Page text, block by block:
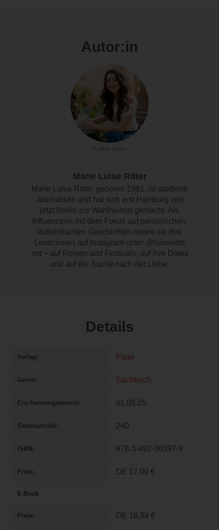
Autor:in
© Olivia Junker
Marie Luise Ritter
Marie Luise Ritter, geboren 1991, ist studierte
Journalistin und hat sich erst Hamburg und
jetzt Berlin zur Wahlheimat gemacht. Als
Influencerin mit dem Fokus auf persönlichen,
authentischen Geschichten nimmt sie ihre
Leser:innen auf Instagram unter @luiseliebt
mit – auf Reisen und Festivals, auf ihre Dates
und auf die Suche nach der Liebe.
Details
Verlag Piper
Genre Sachbuch
Erscheinungstermin 01.08.25
Seitenanzahl 240
ISBN 978-3-492-06597-9
Preis DE 17,00 €
E-Book
Preis DE 16,99 €